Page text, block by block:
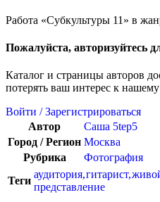
Работа «Субкультуры 11» в
Пожалуйста, авторизуйтесь
Каталог и страницы авторов
потерять ваш интерес к
Войти / Зарегистрироваться
Автор
Саша 5tep5
Город / Регион Москва
Рубрика
Фотография
Теги
аудитория,гитарист,
представление